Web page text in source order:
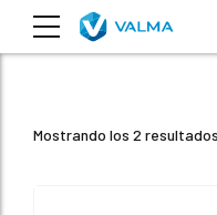
Mostrando los 2 resultados